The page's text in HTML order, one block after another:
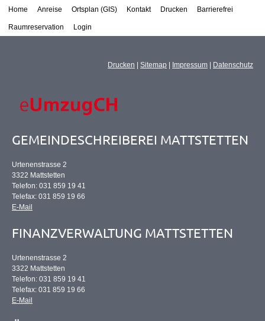
Home Anreise Ortsplan (GIS) Kontakt Drucken Barrierefrei
Raumreservation Login
Drucken | Sitemap | Impressum | Datenschutz
GEMEINDESCHREIBEREI MATTSTETTEN
Urtenenstrasse 2
3322 Mattstetten
Telefon: 031 859 19 41
Telefax: 031 859 19 66
E-Mail
FINANZVERWALTUNG MATTSTETTEN
Urtenenstrasse 2
3322 Mattstetten
Telefon: 031 859 19 41
Telefax: 031 859 19 66
E-Mail